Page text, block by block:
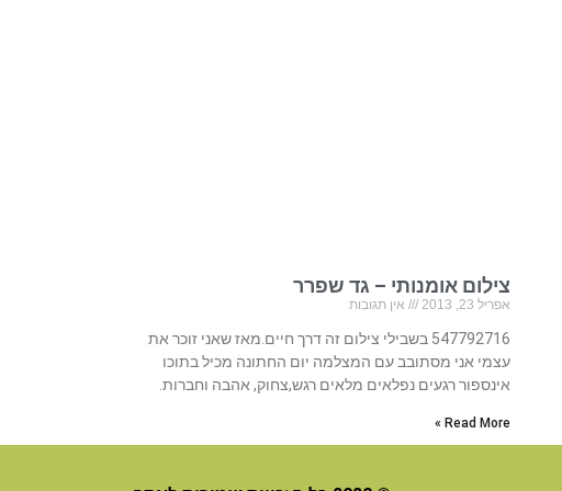
צילום אומנותי – גד שפרר
אפריל 23, 2013 אין תגובות
547792716 בשבילי צילום זה דרך חיים.מאז שאני זוכר את
עצמי אני מסתובב עם המצלמה יום החתונה מכיל בתוכו
אינספור רגעים נפלאים מלאים רגש,צחוק, אהבה וחברות.
Read More »